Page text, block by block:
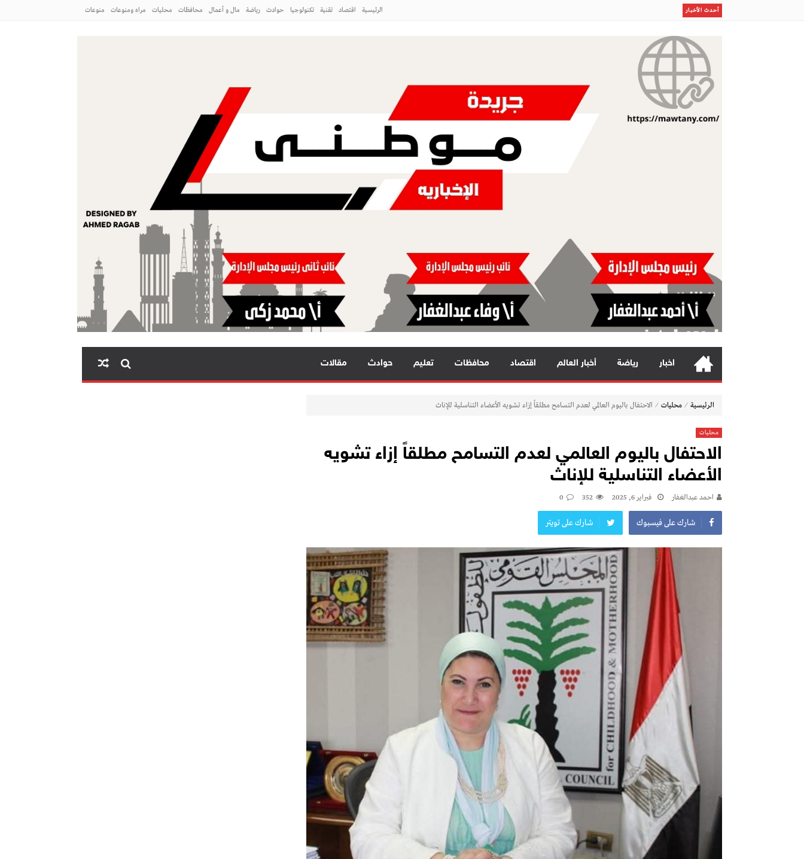
أحدث الأخبار
رسمياًرحيل بن رمضان
إستقبال أسطورى لصلاح بطرابزون
إستثمار الإجازة الصيفية في برامج نوعية لطلاب وطالبات الطائف
الرئيسية اقتصاد تقنية تكنولوجيا حوادث رياضة مال و أعمال محافظات محليات مراه ومنوعات منوعات
اخبار رياضة أخبار العالم اقتصاد محافظات تعليم حوادث مقالات
الرئيسية ⁄ محليات ⁄ الاحتفال باليوم العالمي لعدم التسامح مطلقاً إزاء تشويه الأعضاء التناسلية للإناث
محليات
الاحتفال باليوم العالمي لعدم التسامح مطلقاً إزاء تشويه
الأعضاء التناسلية للإناث
احمد عبدالغفار فبراير 6, 2025 352
0
شارك على فيسبوك شارك على تويتر